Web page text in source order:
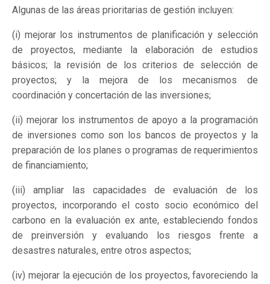
Algunas de las áreas prioritarias de gestión incluyen:
(i) mejorar los instrumentos de planificación y selección
de proyectos, mediante la elaboración de estudios
básicos; la revisión de los criterios de selección de
proyectos; y la mejora de los mecanismos de
coordinación y concertación de las inversiones;
(ii) mejorar los instrumentos de apoyo a la programación
de inversiones como son los bancos de proyectos y la
preparación de los planes o programas de requerimientos
de financiamiento;
(iii) ampliar las capacidades de evaluación de los
proyectos, incorporando el costo socio económico del
carbono en la evaluación ex ante, estableciendo fondos
de preinversión y evaluando los riesgos frente a
desastres naturales, entre otros aspectos;
(iv) mejorar la ejecución de los proyectos, favoreciendo la